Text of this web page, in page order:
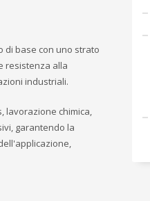
di base con uno strato
resistenza alla
industriali.
lavorazione chimica,
garantendo la